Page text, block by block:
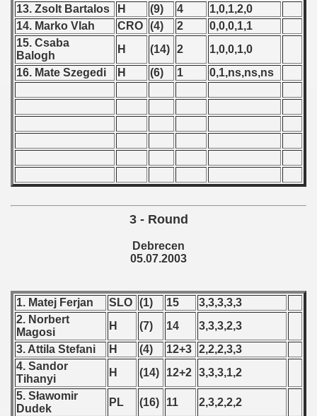
13. Zsolt Bartalos H (9) 4
1,0,1,2,0
14. Marko Vlah
CRO (4) 2
0,0,0,1,1
15. Csaba
Balogh
H (14) 2
1,0,0,1,0
16. Mate Szegedi
H (6) 1 0,1,ns,ns,ns
3 - Round
Debrecen
05.07.2003
1. Matej Ferjan SLO (1) 15
3,3,3,3,3
2. Norbert
Magosi
H (7) 14
3,3,3,2,3
3. Attila Stefani
H (4) 12+3 2,2,2,3,3
4. Sandor
Tihanyi
H (14) 12+2 3,3,3,1,2
5. Sławomir
Dudek
PL (16) 11
2,3,2,2,2
- 1988
- 1989
- 1992
- 1996
- 1997
- 1998
- 1999
- 2000